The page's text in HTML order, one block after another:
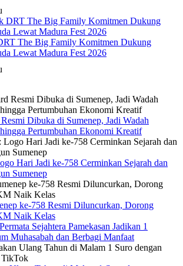
The Big Family Komitmen Dukung
Lewat Madura Fest 2026
Dibuka di Sumenep, Jadi Wadah
Pertumbuhan Ekonomi Kreatif
Hari Jadi ke-758 Cerminkan Sejarah dan
Sumenep
ke-758 Resmi Diluncurkan, Dorong
Naik Kelas
Sejahtera Pamekasan Jadikan 1
Muhasabah dan Berbagi Manfaat